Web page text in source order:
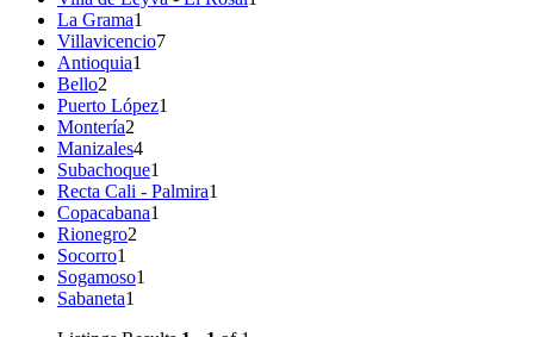
La Grama1
Villavicencio7
Antioquia1
Bello2
Puerto López1
Montería2
Manizales4
Subachoque1
Recta Cali - Palmira1
Copacabana1
Rionegro2
Socorro1
Sogamoso1
Sabaneta1